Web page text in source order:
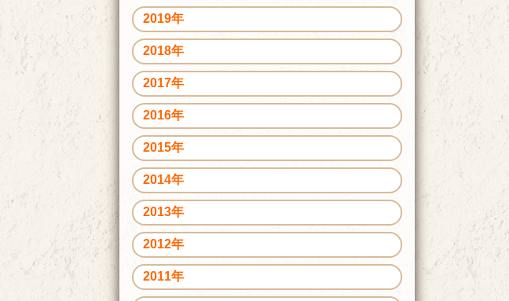
2019年
2018年
2017年
2016年
2015年
2014年
2013年
2012年
2011年